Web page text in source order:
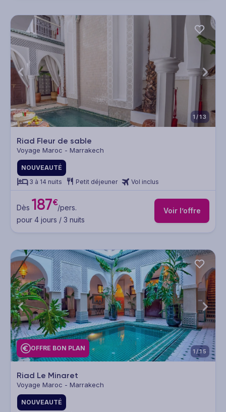
1/13
Riad Fleur de sable
Voyage Maroc - Marrakech
NOUVEAUTÉ
3 à 14 nuits
Petit déjeuner Vol inclus
Dès 187€/pers.
pour 4 jours / 3 nuits
Voir l’offre
OFFRE BON PLAN 1/15
Riad Le Minaret
Voyage Maroc - Marrakech
NOUVEAUTÉ